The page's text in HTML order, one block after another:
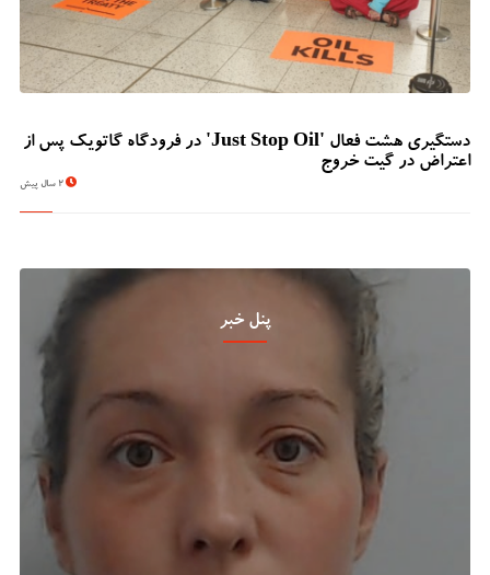
دستگیری هشت فعال 'Just Stop Oil' در فرودگاه گاتویک پس از
اعتراض در گیت خروج
2 سال پیش
پنل خبر